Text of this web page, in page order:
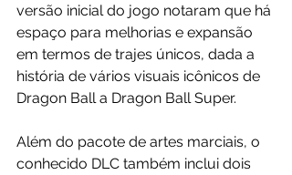
versão inicial do jogo notaram que há
espaço para melhorias e expansão
em termos de trajes únicos, dada a
história de vários visuais icônicos de
Dragon Ball a Dragon Ball Super.
Além do pacote de artes marciais, o
conhecido DLC também inclui dois